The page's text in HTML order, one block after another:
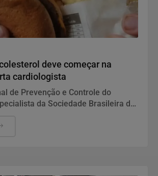
deve começar na
cardiologista
de Prevenção e Controle do
da Sociedade Brasileira de
equilibrada e atividade física.